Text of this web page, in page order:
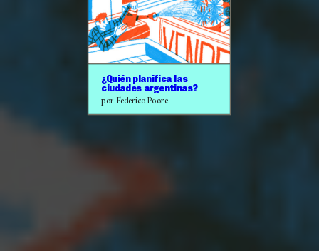
¿Quién planifica las
ciudades argentinas?
por Federico Poore